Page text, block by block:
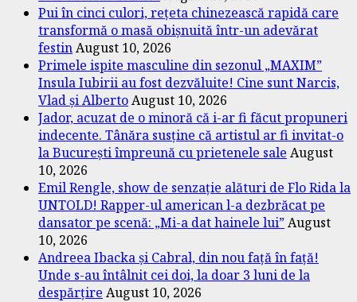
Pui în cinci culori, rețeta chinezească rapidă care
transformă o masă obișnuită într-un adevărat
festinAugust 10, 2026
Primele ispite masculine din sezonul „MAXIM”
Insula Iubirii au fost dezvăluite! Cine sunt Narcis,
Vlad și AlbertoAugust 10, 2026
Jador, acuzat de o minoră că i-ar fi făcut propuneri
indecente. Tânăra susține că artistul ar fi invitat-o
la București împreună cu prietenele sale August
10, 2026
Emil Rengle, show de senzație alături de Flo Rida la
UNTOLD! Rapper-ul american l-a dezbrăcat pe
dansator pe scenă: „Mi-a dat hainele lui”August
10, 2026
Andreea Ibacka și Cabral, din nou față în față!
Unde s-au întâlnit cei doi, la doar 3 luni de la
despărțire August 10, 2026